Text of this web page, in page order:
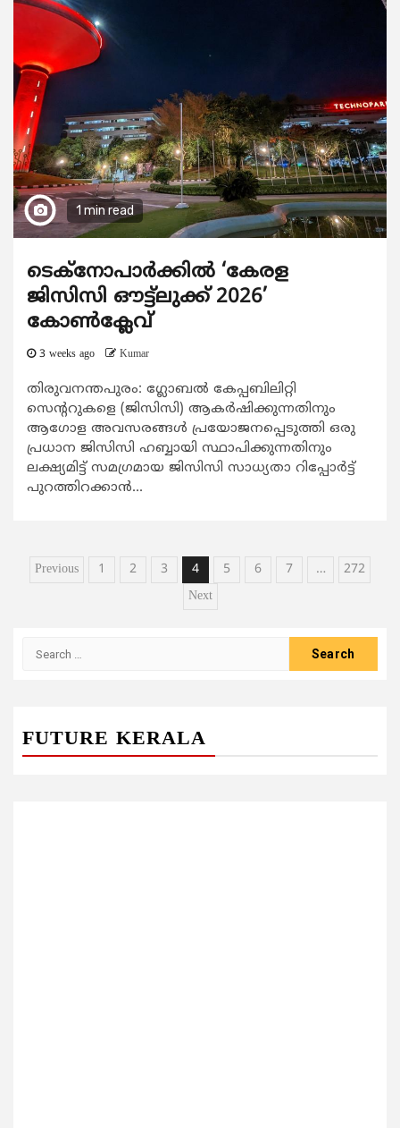
1 min read
ടെക്നോപാര്‍ക്കില്‍ ‘കേരള
ജിസിസി ഔട്ട്ലുക്ക് 2026’
കോണ്‍ക്ലേവ്
3 weeks ago Kumar
തിരുവനന്തപുരം: ഗ്ലോബല്‍ കേപ്പബിലിറ്റി
സെന്‍ററുകളെ (ജിസിസി) ആകര്‍ഷിക്കുന്നതിനും
ആഗോള അവസരങ്ങള്‍ പ്രയോജനപ്പെടുത്തി ഒരു
പ്രധാന ജിസിസി ഹബ്ബായി സ്ഥാപിക്കുന്നതിനും
ലക്ഷ്യമിട്ട് സമഗ്രമായ ജിസിസി സാധ്യതാ റിപ്പോര്‍ട്ട്
പുറത്തിറക്കാന്‍...
Posts
Previous 1 2 3 4 5 6 7 …
272
Next
FUTURE KERALA